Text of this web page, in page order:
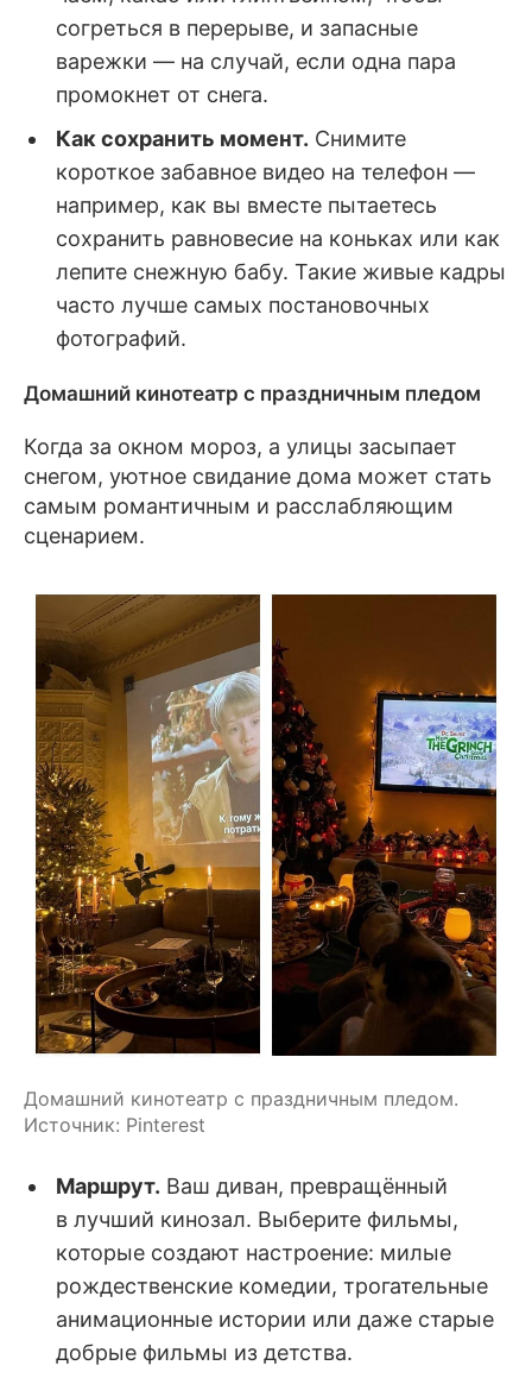
согреться в перерыве, и запасные
варежки — на случай, если одна пара
промокнет от снега.
Как сохранить момент. Снимите
короткое забавное видео на телефон —
например, как вы вместе пытаетесь
сохранить равновесие на коньках или как
лепите снежную бабу. Такие живые кадры
часто лучше самых постановочных
фотографий.
Домашний кинотеатр с праздничным пледом
Когда за окном мороз, а улицы засыпает
снегом, уютное свидание дома может стать
самым романтичным и расслабляющим
сценарием.
Домашний кинотеатр с праздничным пледом.
Источник: Pinterest
Маршрут. Ваш диван, превращённый
в лучший кинозал. Выберите фильмы,
которые создают настроение: милые
рождественские комедии, трогательные
анимационные истории или даже старые
добрые фильмы из детства.